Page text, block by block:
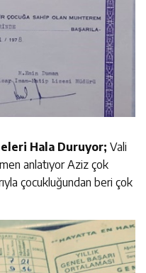
Hala Duruyor; Vali
anlatıyor Aziz çok
çocukluğundan beri çok